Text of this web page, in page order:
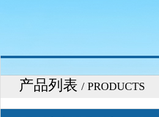
产品列表 / PRODUCTS